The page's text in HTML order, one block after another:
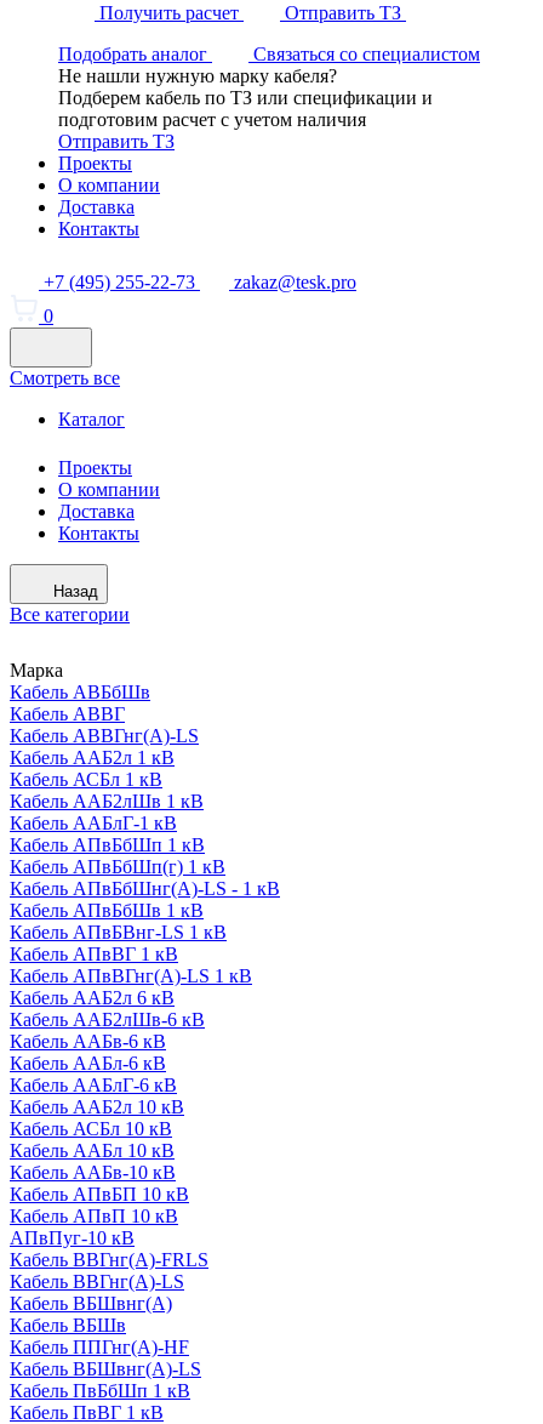
Получить расчет
Отправить ТЗ
Подобрать аналог
Связаться со специалистом
Не нашли нужную марку кабеля?
Подберем кабель по ТЗ или спецификации и
подготовим расчет с учетом наличия
Отправить ТЗ
Проекты
О компании
Доставка
Контакты
+7 (495) 255-22-73
zakaz@tesk.pro
0
Смотреть все
Каталог
Проекты
О компании
Доставка
Контакты
Назад
Все категории
Марка
Кабель АВБбШв
Кабель АВВГ
Кабель АВВГнг(А)-LS
Кабель ААБ2л 1 кВ
Кабель АСБл 1 кВ
Кабель ААБ2лШв 1 кВ
Кабель ААБлГ-1 кВ
Кабель АПвБбШп 1 кВ
Кабель АПвБбШп(г) 1 кВ
Кабель АПвБбШнг(А)-LS - 1 кВ
Кабель АПвБбШв 1 кВ
Кабель АПвБВнг-LS 1 кВ
Кабель АПвВГ 1 кВ
Кабель АПвВГнг(А)-LS 1 кВ
Кабель ААБ2л 6 кВ
Кабель ААБ2лШв-6 кВ
Кабель ААБв-6 кВ
Кабель ААБл-6 кВ
Кабель ААБлГ-6 кВ
Кабель ААБ2л 10 кВ
Кабель АСБл 10 кВ
Кабель ААБл 10 кВ
Кабель ААБв-10 кВ
Кабель АПвБП 10 кВ
Кабель АПвП 10 кВ
АПвПуг-10 кВ
Кабель ВВГнг(А)-FRLS
Кабель ВВГнг(А)-LS
Кабель ВБШвнг(А)
Кабель ВБШв
Кабель ППГнг(А)-HF
Кабель ВБШвнг(А)-LS
Кабель ПвБбШп 1 кВ
Кабель ПвВГ 1 кВ